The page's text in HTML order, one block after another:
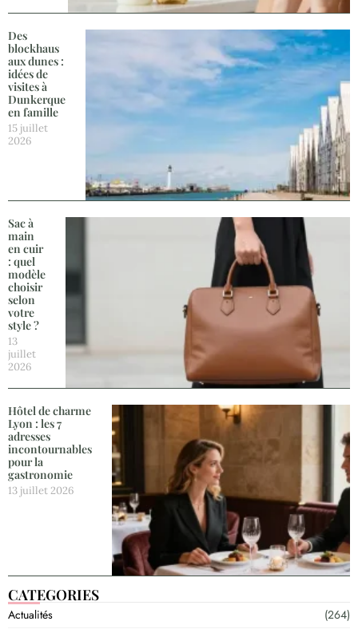
Des
blockhaus
aux dunes :
idées de
visites à
Dunkerque
en famille
15 juillet
2026
Sac à
main
en cuir
: quel
modèle
choisir
selon
votre
style ?
13
juillet
2026
Hôtel de charme
Lyon : les 7
adresses
incontournables
pour la
gastronomie
13 juillet 2026
CATEGORIES
Actualités
(264)